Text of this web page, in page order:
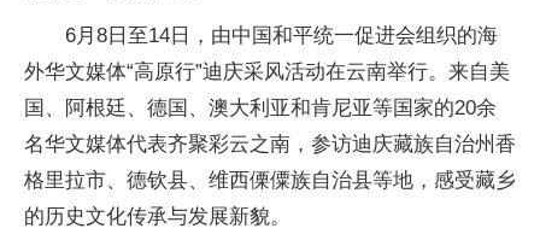
6月8日至14日，由中国和平统一促进会组织的海
外华文媒体“高原行”迪庆采风活动在云南举行。来自美
国、阿根廷、德国、澳大利亚和肯尼亚等国家的20余
名华文媒体代表齐聚彩云之南，参访迪庆藏族自治州香
格里拉市、德钦县、维西傈僳族自治县等地，感受藏乡
的历史文化传承与发展新貌。